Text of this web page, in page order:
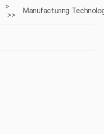
>
>>
Manufacturing